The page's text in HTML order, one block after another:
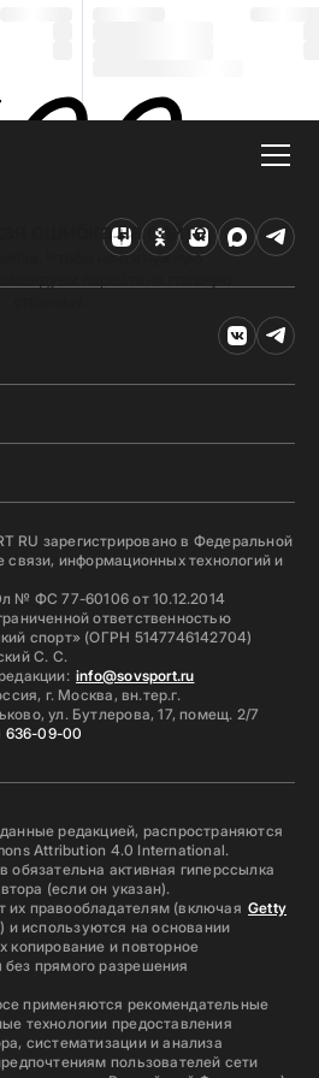
ошибка на сайте
Чтобы найти нужную
RU зарегистрировано в Федеральной
информационных технологий и
№ ФС 77-60106 от 10.12.2014
ответственностью
спорт» (ОГРН 5147746142704)
С. С.
info@sovsport.ru
г. Москва, вн.тер.г.
ул. Бутлерова, 17, помещ. 2/7
636-09-00
редакцией, распространяются
Attribution 4.0 International.
обязательна активная гиперссылка
(если он указан).
правообладателям (включая Getty
и используются на основании
копирование и повторное
прямого разрешения
применяются рекомендательные
технологии предоставления
систематизации и анализа
пользователей сети